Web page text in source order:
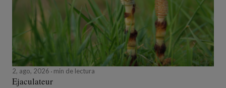
2, ago, 2026 min de lectura
Ejaculateur